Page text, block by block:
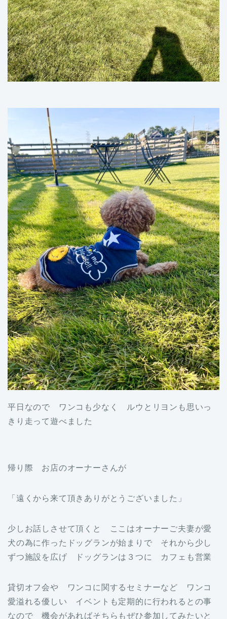
平日なので ワンコも少なく ルウとリヨンも思いっ
きり走って遊べました
帰り際 お店のオーナーさんが
「遠くから来て頂きありがとうございました」
少しお話しさせて頂くと ここはオーナーご夫妻が愛
犬の為に作ったドッグランが始まりで それから少し
ずつ施設を広げ ドッグランは３つに カフェも営業
貸切オフ会や ワンコに関するセミナーなど ワンコ
愛溢れる優しい イベントも定期的に行われるとの事
なので 機会があればそちらもぜひ参加してみたいと